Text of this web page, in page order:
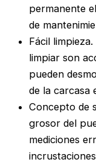
permanente
de
Fácil
limpiar son
pueden
de la carcasa
Concepto de
grosor del
mediciones